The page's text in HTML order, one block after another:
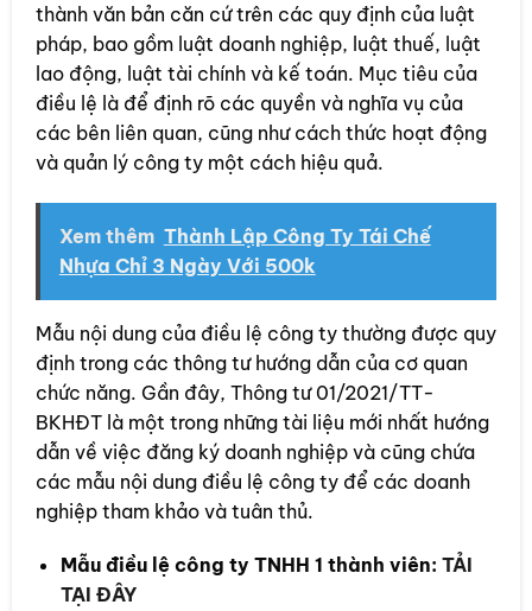
thành văn bản căn cứ trên các quy định của luật
pháp, bao gồm luật doanh nghiệp, luật thuế, luật
lao động, luật tài chính và kế toán. Mục tiêu của
điều lệ là để định rõ các quyền và nghĩa vụ của
các bên liên quan, cũng như cách thức hoạt động
và quản lý công ty một cách hiệu quả.
Xem thêm Thành Lập Công Ty Tái Chế
Nhựa Chỉ 3 Ngày Với 500k
Mẫu nội dung của điều lệ công ty thường được quy
định trong các thông tư hướng dẫn của cơ quan
chức năng. Gần đây, Thông tư 01/2021/TT-
BKHĐT là một trong những tài liệu mới nhất hướng
dẫn về việc đăng ký doanh nghiệp và cũng chứa
các mẫu nội dung điều lệ công ty để các doanh
nghiệp tham khảo và tuân thủ.
Mẫu điều lệ công ty TNHH 1 thành viên: TẢI
TẠI ĐÂY